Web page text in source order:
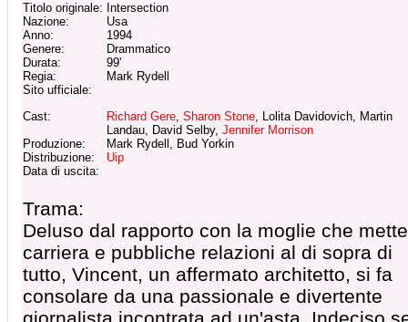
Titolo originale: Intersection
Nazione:
Usa
Anno:
1994
Genere:
Drammatico
Durata:
99'
Regia:
Mark Rydell
Sito ufficiale:
Cast:
Richard Gere, Sharon Stone, Lolita Davidovich, Martin
Landau, David Selby, Jennifer Morrison
Produzione:
Mark Rydell, Bud Yorkin
Distribuzione:
Uip
Data di uscita:
Trama:
Deluso dal rapporto con la moglie che mette
carriera e pubbliche relazioni al di sopra di
tutto, Vincent, un affermato architetto, si fa
consolare da una passionale e divertente